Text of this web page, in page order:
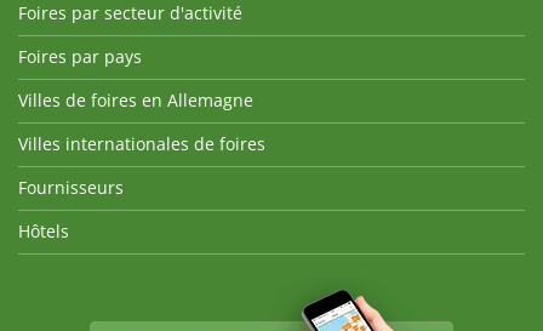
Foires par secteur d'activité
Foires par pays
Villes de foires en Allemagne
Villes internationales de foires
Fournisseurs
Hôtels